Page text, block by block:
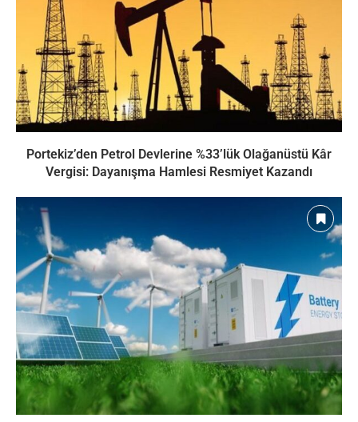
Portekiz’den Petrol Devlerine %33’lük Olağanüstü Kâr
Vergisi: Dayanışma Hamlesi Resmiyet Kazandı